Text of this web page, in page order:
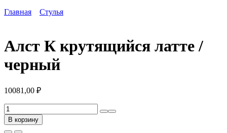
Главная
Стулья
Алст К крутящийся латте /
черный
10081,00 ₽
Количество
товара
Алст
В корзину